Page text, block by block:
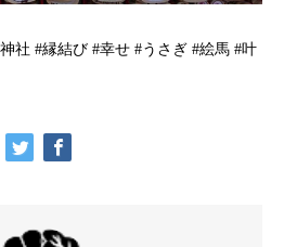
社 #縁結び #幸せ #うさぎ #絵馬 #叶